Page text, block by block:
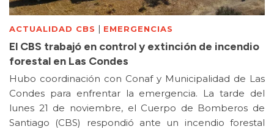
ACTUALIDAD CBS | EMERGENCIAS
El CBS trabajó en control y extinción de incendio
forestal en Las Condes
Hubo coordinación con Conaf y Municipalidad de Las
Condes para enfrentar la emergencia. La tarde del
lunes 21 de noviembre, el Cuerpo de Bomberos de
Santiago (CBS) respondió ante un incendio forestal